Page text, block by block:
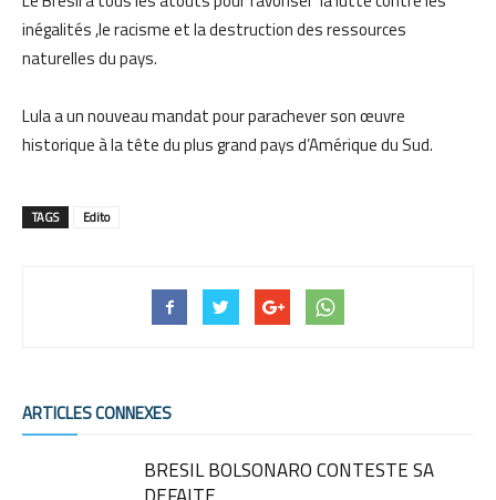
inégalités ,le racisme et la destruction des ressources
naturelles du pays.
Lula a un nouveau mandat pour parachever son œuvre
historique à la tête du plus grand pays d’Amérique du Sud.
TAGS Edito
ARTICLES CONNEXES
BRESIL BOLSONARO CONTESTE SA